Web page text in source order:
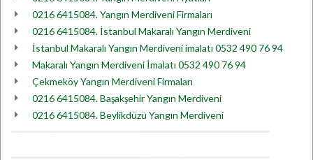
0216 6415084. Yangın Merdiveni Firmaları
0216 6415084. İstanbul Makaralı Yangın Merdiveni
İstanbul Makaralı Yangın Merdiveni imalatı 0532 490 76 94
Makaralı Yangın Merdiveni İmalatı 0532 490 76 94
Çekmeköy Yangın Merdiveni Firmaları
0216 6415084. Başakşehir Yangın Merdiveni
0216 6415084. Beylikdüzü Yangın Merdiveni